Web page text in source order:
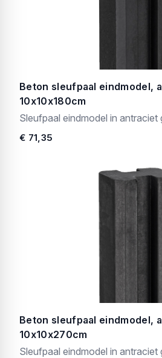
Beton sleufpaal eindmodel,
10x10x180cm
Sleufpaal eindmodel in antraciet
€ 71,35
Beton sleufpaal eindmodel,
10x10x270cm
Sleufpaal eindmodel in antraciet